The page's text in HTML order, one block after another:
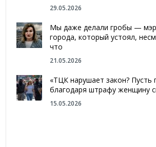
29.05.2026
Мы даже делали гробы — мэр
города, который устоял,
что
21.05.2026
«ТЦК нарушает закон? Пусть
благодаря штрафу женщину
15.05.2026